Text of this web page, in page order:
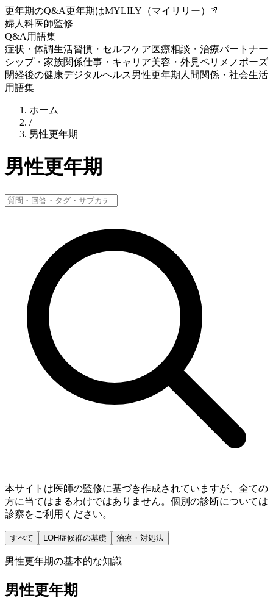
更年期のQ&A更年期はMYLILY（マイリリー）
婦人科医師監修
Q&A 用語集
症状・体調生活習慣・セルフケア医療相談・治療パートナー
シップ・家族関係仕事・キャリア美容・外見ペリメノポーズ
閉経後の健康デジタルヘルス男性更年期 人間関係・社会生活
用語集
ホーム
/
男性更年期
男性更年期
本サイトは医師の監修に基づき作成されていますが、全ての
方に当てはまるわけではありません。個別の診断については
診察をご利用ください。
すべて LOH症候群の基礎 治療・対処法
男性更年期の基本的な知識
男性更年期